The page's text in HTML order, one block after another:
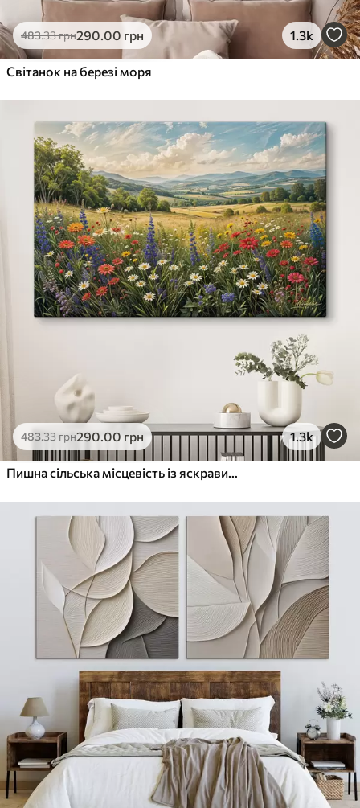
483.33грн290.00 грн 1.3k
Світанок на березі моря
483.33грн290.00 грн 1.3k
Пишна сільська місцевість із яскравим лугом диких квітів, наповненим різнокольоровими квітами під хмарним небом